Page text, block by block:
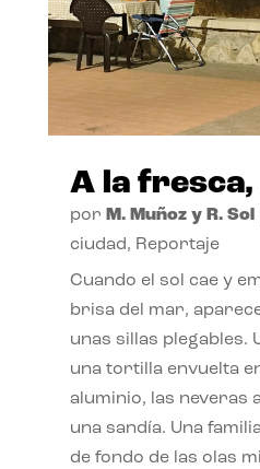
A la fresca,
por M. Muñoz y R. Sol|
ciudad, Reportaje
Cuando el sol cae y
brisa del mar,
unas sillas plegables.
una tortilla envuelta
aluminio, las neveras
una sandía. Una
de fondo de las olas